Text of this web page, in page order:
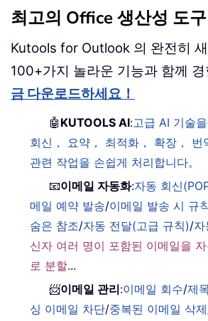
최고의 Office 생산성 도구
Kutools for Outlook 의 완전히
100+가지 놀라운 기능과 함께 경
금 다운로드하세요！
🤖 KUTOOLS AI:고급 AI 기술
회신， 요약， 최적화， 확장， 번
관련 작업을 손쉽게 처리합니다。
📧이메일 자동화:자동 회신
메일 예약 발송/이메일 발송 시 규
숨은 참조/자동 전달(고급 규칙)/
신자 여러 명이 포함된 이메일을
로 분할...
📨이메일 관리:이메일 회수/제
싱 이메일 차단/중복된 이메일 삭제